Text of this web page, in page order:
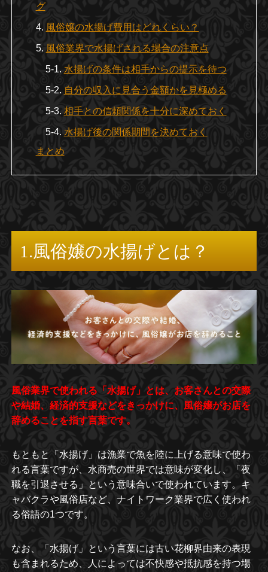
グ
風俗嬢の水揚げ費用はどれくらい？
風俗業界で水揚げされる場合の注意点
水揚げの条件は相手からの提示を待つ
自分の収入に見合う金額かを見極める
相手との信頼関係を十分に深めておく
水揚げ後の関係期間を決めておく
まとめ
1.風俗嬢の水揚げとは？
風俗業界で使われる「水揚げ」とは、お客さんとの交際
や結婚、経済的支援などをきっかけに、風俗嬢がお店を
辞めることを指す言葉です。
もともと「水揚げ」は漁業で魚を陸に上げる意味で使わ
れる言葉ですが、水商売の世界では意味が変化し、「夜
職を引退させる」という意味合いで使われています。キ
ャバクラや風俗店など、ナイトワーク業界で広く使われ
る俗語の1つです。
なお、「水揚げ」という言葉には古い花柳界由来の表現
も含まれるため、人によっては不快感や抵抗感を持つ場